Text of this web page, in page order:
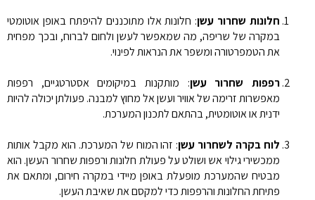
חלונות שחרור עשן: חלונות אלו מתוכננים להיפתח באופן אוטומטי
במקרה של שריפה, מה שמאפשר לעשן ולחום לברוח, ובכך מפחית
את הטמפרטורה ומשפר את הנראות לפינוי.
רפפות שחרור עשן: מותקנות במיקומים אסטרטגיים, רפפות
מאפשרות זרימה של אוויר ועשן אל מחוץ למבנה. פעולתן יכולה להיות
ידנית או אוטומטית, בהתאם לתכנון המערכת.
לוח בקרה לשחרור עשן: זהו המוח של המערכת. הוא מקבל אותות
ממכשירי גילוי אש ושולט על פעולת חלונות ורפפות שחרור העשן. הוא
מבטיח שהמערכת מופעלת באופן מיידי במקרה חירום, ומתאם את
פתיחת החלונות והרפפות כדי למקסם את שאיבת העשן.